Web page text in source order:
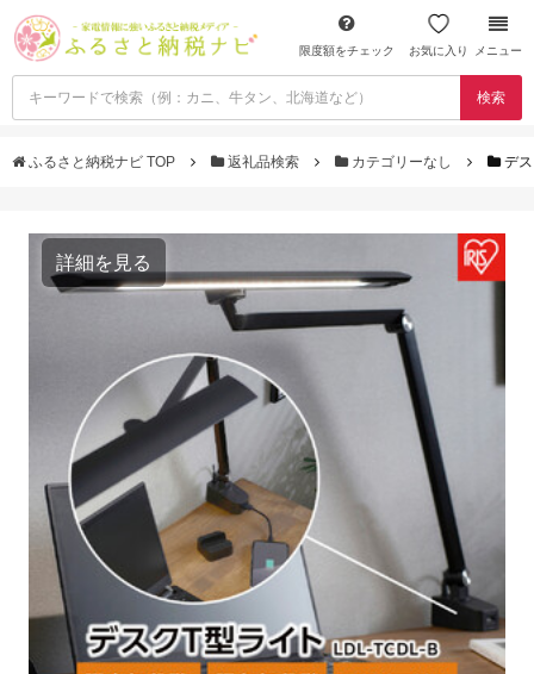
限度額をチェック お気に入り メニュー
検索
ふるさと納税ナビ TOP 返礼品検索 カテゴリーなし デ
詳細を見る